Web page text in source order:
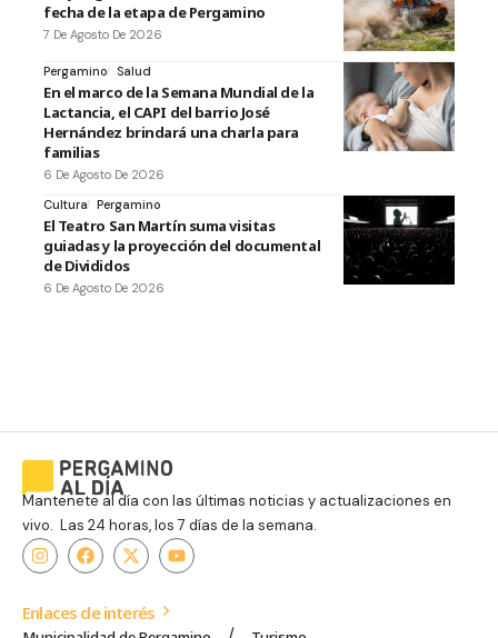
fecha de la etapa de Pergamino
7 De Agosto De 2026
Pergamino Salud
En el marco de la Semana Mundial de la
Lactancia, el CAPI del barrio José
Hernández brindará una charla para
familias
6 De Agosto De 2026
Cultura Pergamino
El Teatro San Martín suma visitas
guiadas y la proyección del documental
de Divididos
6 De Agosto De 2026
Mantenete al día con las últimas noticias y actualizaciones en
vivo. Las 24 horas, los 7 días de la semana.
Enlaces de interés